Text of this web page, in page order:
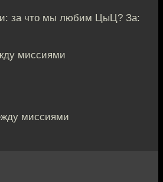
за что мы любим ЦыЦ? За:
миссиями
миссиями